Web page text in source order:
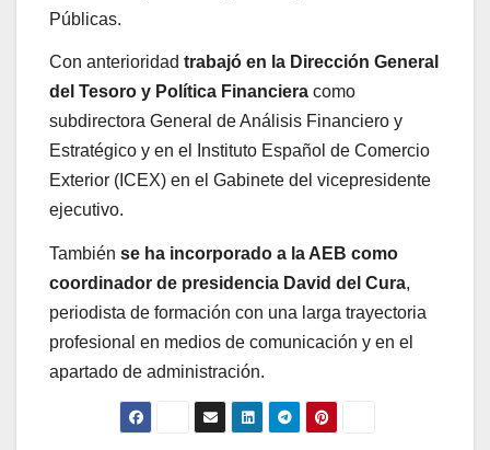
Públicas.
Con anterioridad trabajó en la Dirección General
del Tesoro y Política Financiera como
subdirectora General de Análisis Financiero y
Estratégico y en el Instituto Español de Comercio
Exterior (ICEX) en el Gabinete del vicepresidente
ejecutivo.
También se ha incorporado a la AEB como
coordinador de presidencia David del Cura,
periodista de formación con una larga trayectoria
profesional en medios de comunicación y en el
apartado de administración.